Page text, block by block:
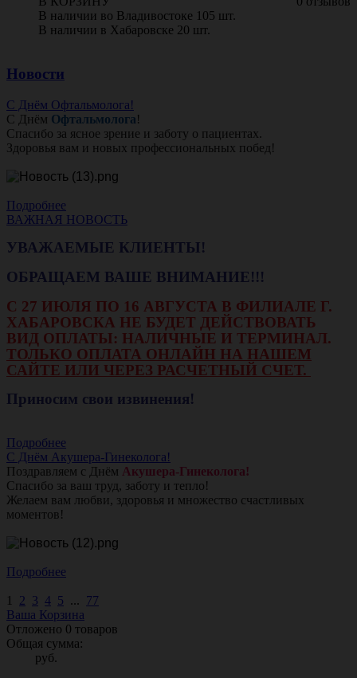
В наличии во Владивостоке 105 шт.
В наличии в Хабаровске 20 шт.
Новости
С Днём Офтальмолога!
С Днём Офтальмолога!
Спасибо за ясное зрение и заботу о пациентах.
Здоровья вам и новых профессиональных побед!
Подробнее
ВАЖНАЯ НОВОСТЬ
УВАЖАЕМЫЕ КЛИЕНТЫ!
ОБРАЩАЕМ ВАШЕ ВНИМАНИЕ!!!
С 27 ИЮЛЯ ПО 16 АВГУСТА В ФИЛИАЛЕ Г.
ХАБАРОВСКА НЕ БУДЕТ ДЕЙСТВОВАТЬ
ВИД ОПЛАТЫ: НАЛИЧНЫЕ И ТЕРМИНАЛ.
ТОЛЬКО ОПЛАТА ОНЛАЙН НА НАШЕМ
САЙТЕ ИЛИ ЧЕРЕЗ РАСЧЕТНЫЙ СЧЕТ.
Приносим свои извинения!
Подробнее
С Днём Акушера-Гинеколога!
Поздравляем с Днём Акушера-Гинеколога!
Спасибо за ваш труд, заботу и тепло!
Желаем вам любви, здоровья и множество счастливых
моментов!
Подробнее
1 2 3 4 5 ... 77
Ваша Корзина
Отложено 0 товаров
Общая сумма:
руб.